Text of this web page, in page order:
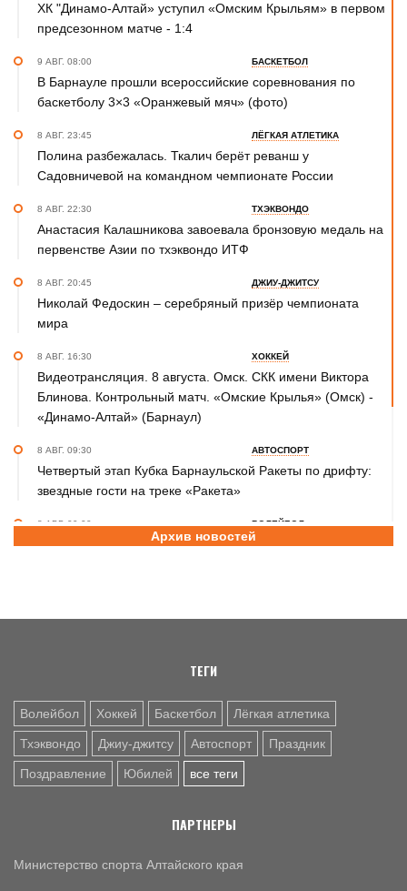
ХК "Динамо-Алтай» уступил «Омским Крыльям» в первом
предсезонном матче - 1:4
9 АВГ. 08:00 БАСКЕТБОЛ
В Барнауле прошли всероссийские соревнования по
баскетболу 3×3 «Оранжевый мяч» (фото)
8 АВГ. 23:45 ЛЁГКАЯ АТЛЕТИКА
Полина разбежалась. Ткалич берёт реванш у
Садовничевой на командном чемпионате России
8 АВГ. 22:30 ТХЭКВОНДО
Анастасия Калашникова завоевала бронзовую медаль на
первенстве Азии по тхэквондо ИТФ
8 АВГ. 20:45 ДЖИУ-ДЖИТСУ
Николай Федоскин – серебряный призёр чемпионата
мира
8 АВГ. 16:30 ХОККЕЙ
Видеотрансляция. 8 августа. Омск. СКК имени Виктора
Блинова. Контрольный матч. «Омские Крылья» (Омск) -
«Динамо-Алтай» (Барнаул)
8 АВГ. 09:30 АВТОСПОРТ
Четвертый этап Кубка Барнаульской Ракеты по дрифту:
звездные гости на треке «Ракета»
8 АВГ. 09:00 ВОЛЕЙБОЛ
Когда спорт – общее дело. Как семья тренеров Коленко
Поздравление с Днём физкультурника от министра
Архив новостей
ТЕГИ
Волейбол Хоккей Баскетбол Лёгкая атлетика
Тхэквондо Джиу-джитсу Автоспорт Праздник
Поздравление Юбилей все теги
ПАРТНЕРЫ
Министерство спорта Алтайского края